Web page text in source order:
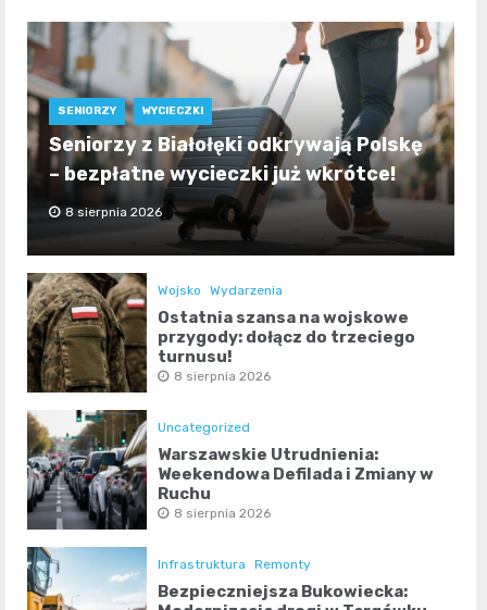
SENIORZY WYCIECZKI
Seniorzy z Białołęki odkrywają Polskę
– bezpłatne wycieczki już wkrótce!
8 sierpnia 2026
Wojsko Wydarzenia
Ostatnia szansa na wojskowe
przygody: dołącz do trzeciego
turnusu!
8 sierpnia 2026
Uncategorized
Warszawskie Utrudnienia:
Weekendowa Defilada i Zmiany w
Ruchu
8 sierpnia 2026
Infrastruktura Remonty
Bezpieczniejsza Bukowiecka: